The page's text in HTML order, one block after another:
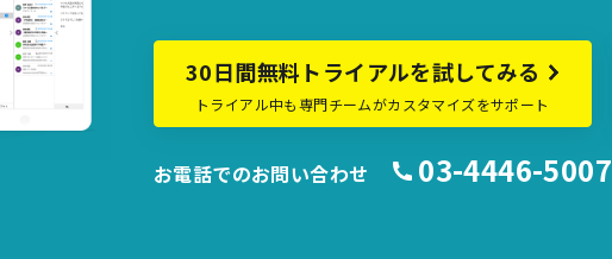
30日間無料トライアルを試してみる
トライアル中も専門チームがカスタマイズをサポート
お電話でのお問い合わせ 03-4446-5007